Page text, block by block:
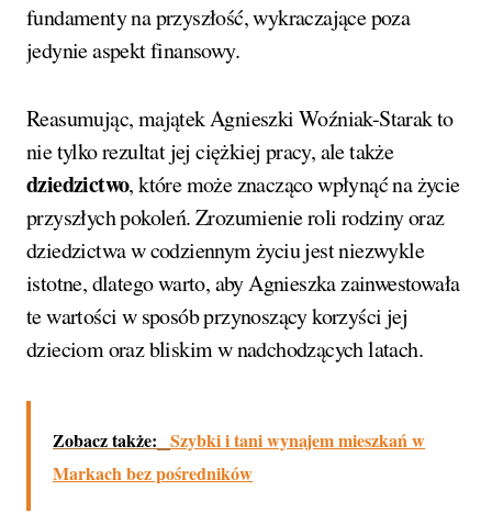
fundamenty na przyszłość, wykraczające poza
jedynie aspekt finansowy.
Reasumując, majątek Agnieszki Woźniak-Starak to
nie tylko rezultat jej ciężkiej pracy, ale także
dziedzictwo, które może znacząco wpłynąć na życie
przyszłych pokoleń. Zrozumienie roli rodziny oraz
dziedzictwa w codziennym życiu jest niezwykle
istotne, dlatego warto, aby Agnieszka zainwestowała
te wartości w sposób przynoszący korzyści jej
dzieciom oraz bliskim w nadchodzących latach.
Zobacz także: Szybki i tani wynajem mieszkań w
Markach bez pośredników